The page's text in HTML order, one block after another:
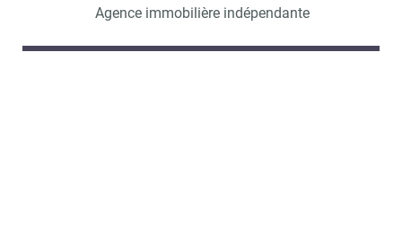
Agence immobilière indépendante